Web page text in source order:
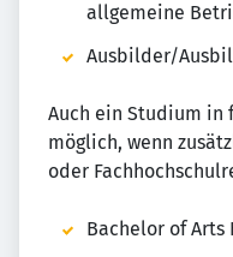
allgemeine
Ausbilder/
Auch ein Studium in
möglich, wenn
oder
Bachelor of Arts